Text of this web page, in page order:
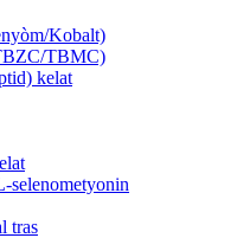
Kobalt)
TBMC)
kelat
selenometyonin
tras